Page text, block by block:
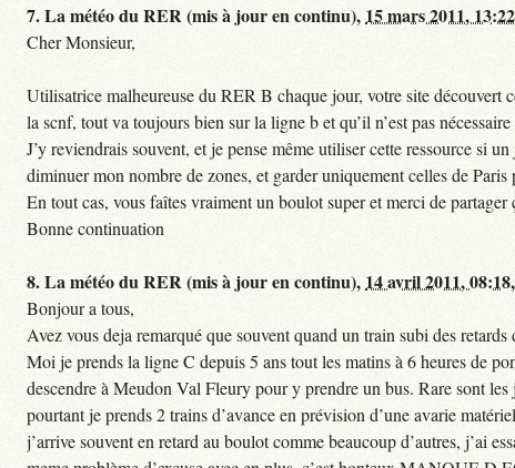
7.La météo du RER (mis à jour en continu), 15 mars 2011, 13:22
Cher Monsieur,
Utilisatrice malheureuse du RER B chaque jour, votre site découvert
la scnf, tout va toujours bien sur la ligne b et qu’il n’est pas
J’y reviendrais souvent, et je pense même utiliser cette ressource si
diminuer mon nombre de zones, et garder uniquement celles de
En tout cas, vous faîtes vraiment un boulot super et merci de partager
Bonne continuation
8.La météo du RER (mis à jour en continu), 14 avril 2011, 08:18,
Bonjour a tous,
Avez vous deja remarqué que souvent quand un train subi des
Moi je prends la ligne C depuis 5 ans tout les matins à 6 heures de
descendre à Meudon Val Fleury pour y prendre un bus. Rare sont
pourtant je prends 2 trains d’avance en prévision d’une avarie
j’arrive souvent en retard au boulot comme beaucoup d’autres, j’ai